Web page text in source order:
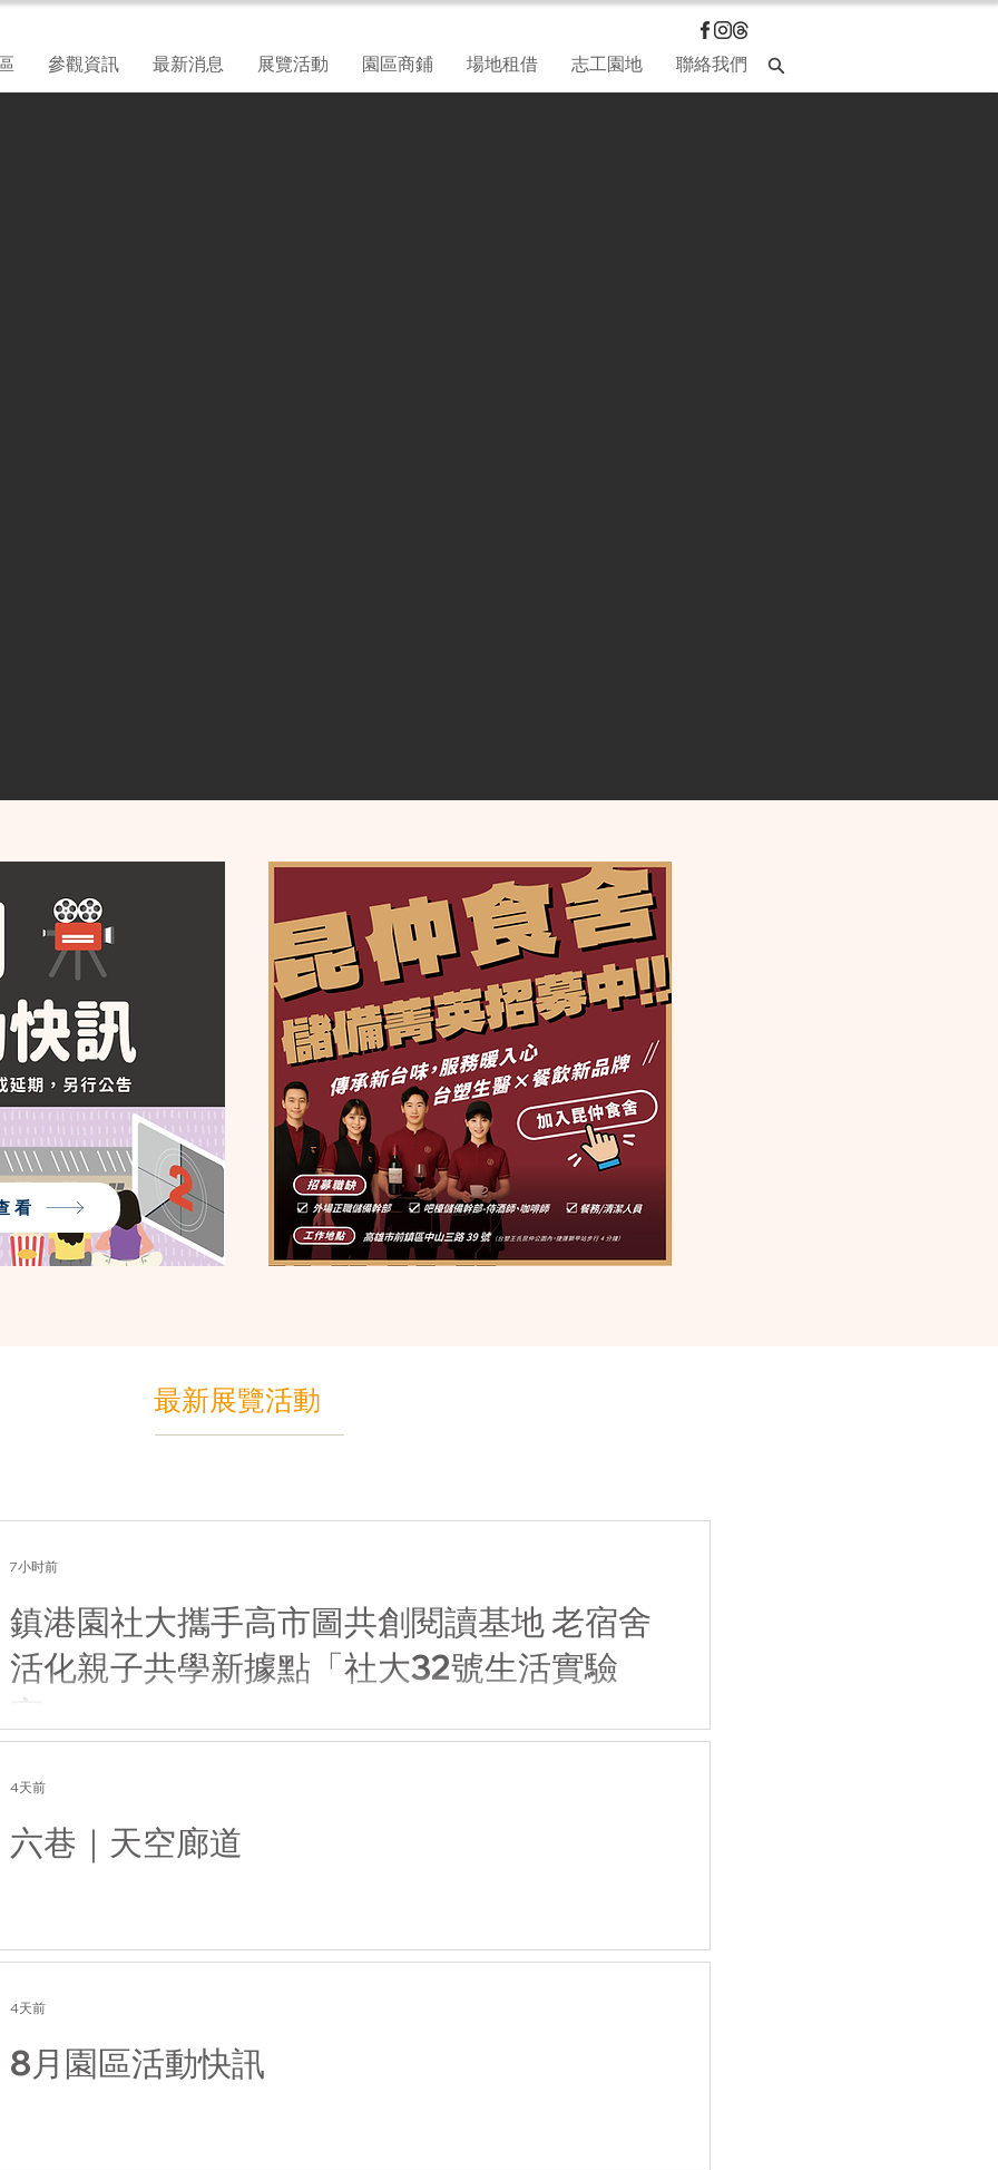
參觀資訊 最新消息 展覽活動 園區商鋪 場地租借 志工園地 聯絡我們
看
最新展覽活動
鎮港園社大攜手高市圖共創閱讀基地 老宿舍
活化親子共學新據點「社大32號生活實驗
室」
7小时前
六巷｜天空廊道
4天前
8月園區活動快訊
4天前